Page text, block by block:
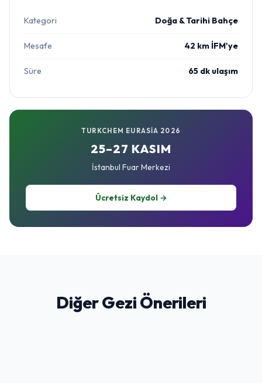
Kategori Doğa & Tarihi Bahçe
Mesafe 42 km İFM'ye
Süre 65 dk ulaşım
TURKCHEM EURASIA 2026
25–27 KASIM
İstanbul Fuar Merkezi
Ücretsiz Kaydol →
Diğer Gezi Önerileri
Sultanahmet & Tarihi Yarımada